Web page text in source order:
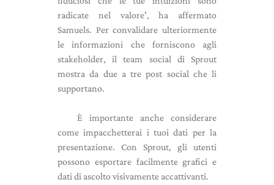
radicate nel valore', ha affermato
Samuels. Per convalidare ulteriormente
le informazioni che forniscono agli
stakeholder, il team social di Sprout
mostra da due a tre post social che li
supportano.
È importante anche considerare
come impacchetterai i tuoi dati per la
presentazione. Con Sprout, gli utenti
possono esportare facilmente grafici e
dati di ascolto visivamente accattivanti.